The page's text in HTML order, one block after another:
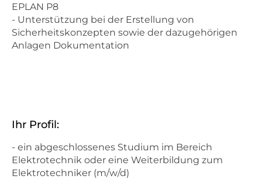
EPLAN P8
- Unterstützung bei der Erstellung von
Sicherheitskonzepten sowie der dazugehörigen
Anlagen Dokumentation
Ihr Profil:
- ein abgeschlossenes Studium im Bereich
Elektrotechnik oder eine Weiterbildung zum
Elektrotechniker (m/w/d)